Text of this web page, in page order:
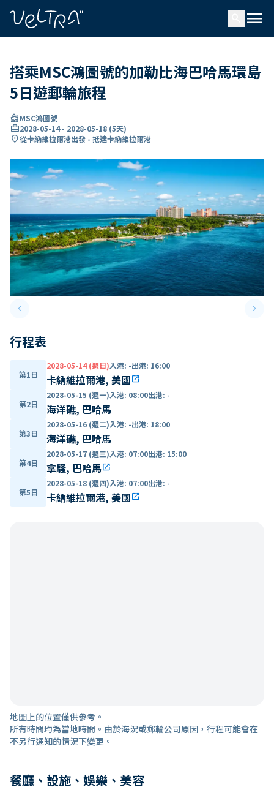
menu
搭乘MSC鴻圖號的加勒比海巴哈馬環島
5日遊郵輪旅程
directions_boatMSC鴻圖號
card_travel2028-05-14- 2028-05-18 (5天)
location_on從卡納維拉爾港出發 - 抵達卡納維拉爾港
keyboard_arrow_leftPrevious slide keyboard_arrow_right
行程表
第1日
2028-05-14 (週日)入港: -出港: 16:00
卡納維拉爾港, 美國open_in_new
第2日
2028-05-15 (週一)入港: 08:00出港: -
海洋礁, 巴哈馬
第3日
2028-05-16 (週二)入港: -出港: 18:00
海洋礁, 巴哈馬
第4日
2028-05-17 (週三)入港: 07:00出港: 15:00
拿騷, 巴哈馬open_in_new
第5日
2028-05-18 (週四)入港: 07:00出港: -
卡納維拉爾港, 美國open_in_new
地圖上的位置僅供參考。
所有時間均為當地時間。由於海況或郵輪公司原因，行程可能會在
不另行通知的情況下變更。
餐廳、設施、娛樂、美容